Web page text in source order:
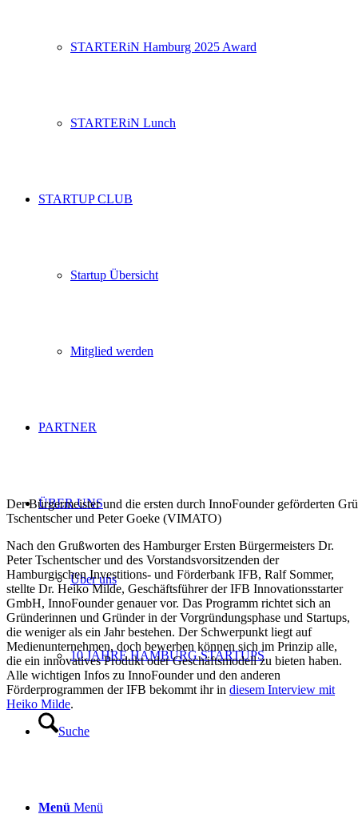
STARTERiN Hamburg 2025 Award
STARTERiN Lunch
STARTUP CLUB
Startup Übersicht
Mitglied werden
PARTNER
ÜBER UNS
Über uns
10 JAHRE HAMBURG STARTUPS
Suche
Menü Menü
Der Bürgermeister und die ersten durch InnoFounder geförderten
Tschentscher und Peter Goeke (VIMATO)
Nach den Grußworten des Hamburger Ersten Bürgermeisters Dr.
Peter Tschentscher und des Vorstandsvorsitzenden der
Hamburgischen Investitions- und Förderbank IFB, Ralf Sommer,
stellte Dr. Heiko Milde, Geschäftsführer der IFB Innovationsstarter
GmbH, InnoFounder genauer vor. Das Programm richtet sich an
Gründerinnen und Gründer in der Vorgründungsphase und Startups,
die weniger als ein Jahr bestehen. Der Schwerpunkt liegt auf
Medienunternehmen, doch bewerben können sich im Prinzip alle,
die ein innovatives Produkt oder Geschäftsmodell zu bieten haben.
Alle wichtigen Infos zu InnoFounder und den anderen
Förderprogrammen der IFB bekommt ihr in diesem Interview mit
Heiko Milde.